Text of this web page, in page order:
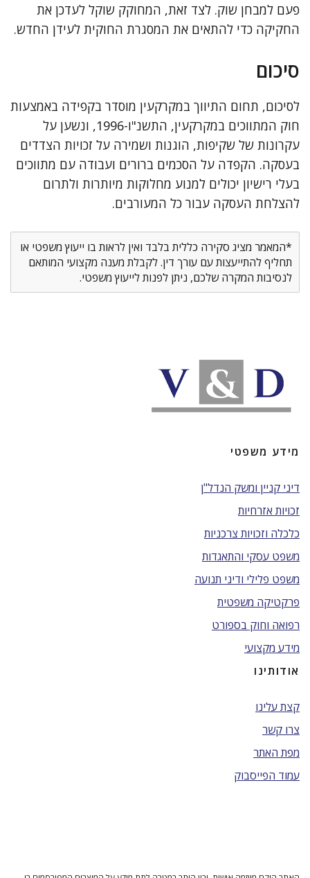
פעם למבחן שוק. לצד זאת, המחוקק שוקל לעדכן את
החקיקה כדי להתאים את המסגרת החוקית לעידן החדש.
סיכום
לסיכום, תחום התיווך במקרקעין מוסדר בקפידה באמצעות
חוק המתווכים במקרקעין, התשנ"ו-1996, ונשען על
עקרונות של שקיפות, הוגנות ושמירה על זכויות הצדדים
בעסקה. הקפדה על הסכמים ברורים ועבודה עם מתווכים
בעלי רישיון יכולים למנוע מחלוקות מיותרות ולתרום
להצלחת העסקה עבור כל המעורבים.
*המאמר מציג סקירה כללית בלבד ואין לראות בו ייעוץ משפטי או
תחליף להתייעצות עם עורך דין. לקבלת מענה מקצועי המותאם
לנסיבות המקרה שלכם, ניתן לפנות לייעוץ משפטי.
מידע משפטי
דיני קניין ומשק הנדל"ן
זכויות אזרחיות
כלכלה וזכויות צרכניות
משפט עסקי והתאגדות
משפט פלילי ודיני תנועה
פרקטיקה משפטית
רפואה וחוק בספורט
מידע מקצועי
אודותינו
קצת עלינו
צרו קשר
מפת האתר
עמוד הפייסבוק